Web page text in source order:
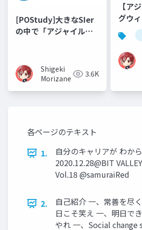
[POStudy]大きなSIer
の中で「アジャイルな
Shigeki
Morizane
3.6K
【ア
グウ
ル型
めの
ジェ
各ページのテキスト
1.
自分のキャリアが わか
2020.12.28@BIT
Vol.18 @samuraiRed
2.
自己紹介 一、常善を尽
日こそ笑え 一、明日で
やれ 一、Social